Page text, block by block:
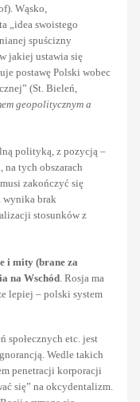
Wąsko,
„idea swoistego
spuścizny
jakiej ustawia się
postawę Polski wobec
(St. Bieleń,
geopolitycznym a
polityką, z pozycją –
na tych obszarach
zakończyć się
wynika brak
stosunków z
i mity (brane za
na Wschód. Rosja ma
lepiej – polski system
społecznych etc. jest
Wedle takich
penetracji korporacji
się” na okcydentalizm.